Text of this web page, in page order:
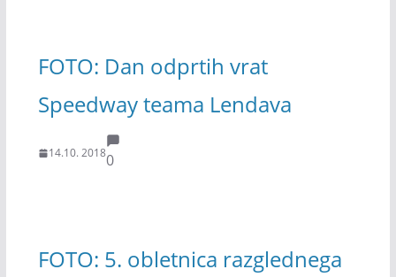
FOTO: Dan odprtih vrat
Speedway teama Lendava
14.10. 20180
FOTO: 5. obletnica razglednega